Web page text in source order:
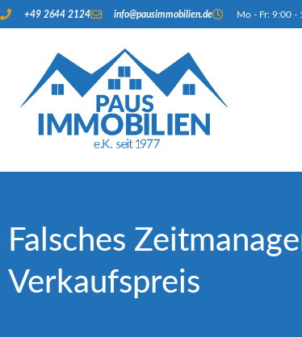
+49 2644 2124 info@pausimmobilien.de Mo - Fr: 9:00 -
Falsches
Verkaufspreis